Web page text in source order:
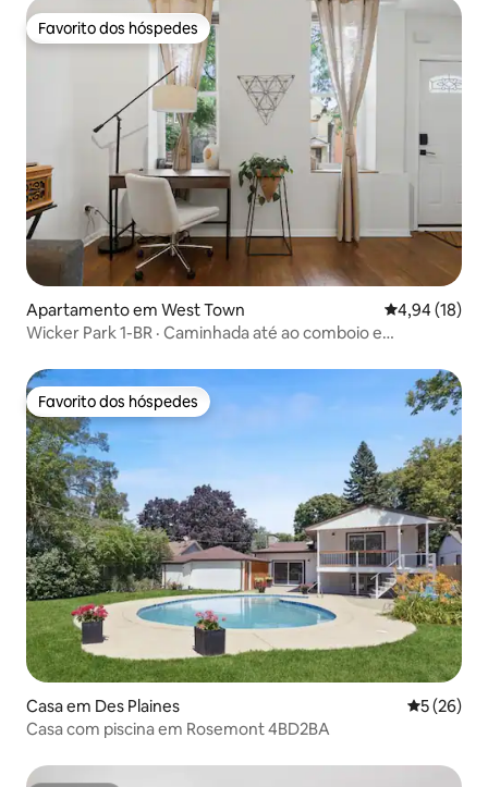
Favorito dos hóspedes
Favorito dos hóspedes
Apartamento em West Town Classificação
4,94 (18)
Wicker Park 1-BR · Caminhada até ao comboio e
Favorito dos hóspedes
Favorito dos hóspedes
Casa em Des Plaines
5 (26)
Casa com piscina em Rosemont 4BD2BA